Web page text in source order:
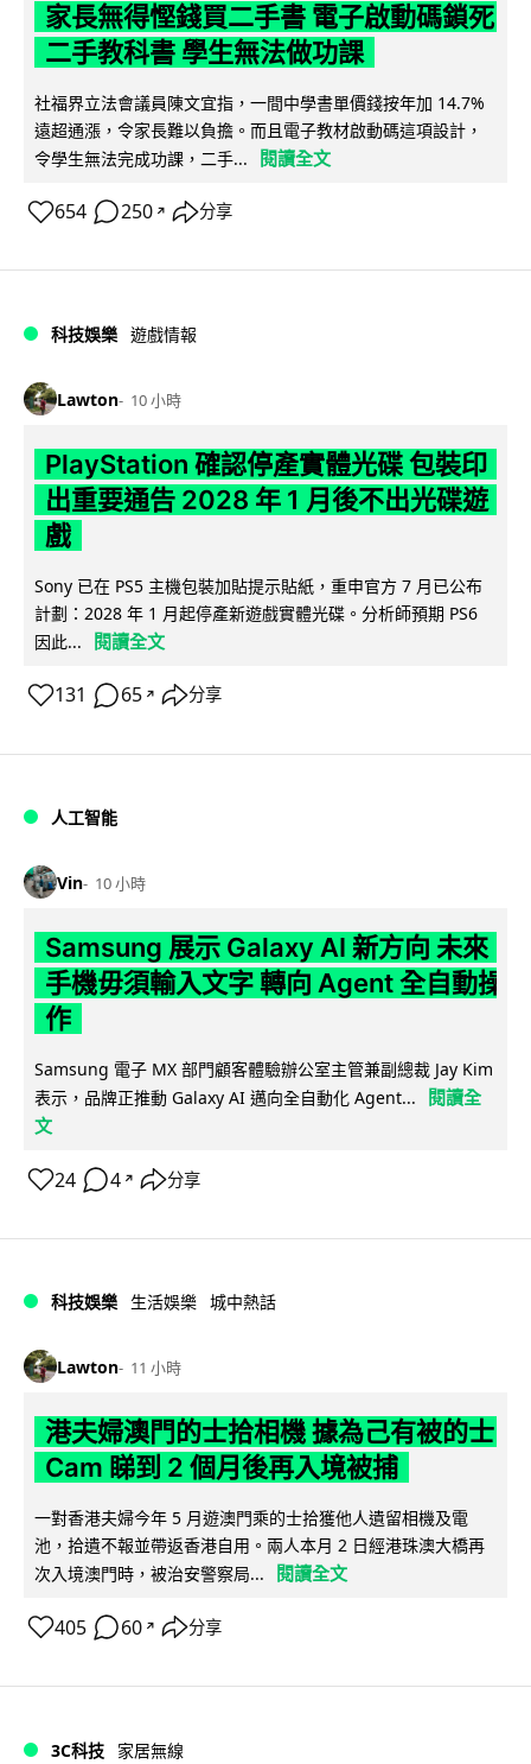
家長無得慳錢買二手書 電子啟動碼鎖死
二手教科書 學生無法做功課
社福界立法會議員陳文宜指，一間中學書單價錢按年加 14.7%
遠超通漲，令家長難以負擔。而且電子教材啟動碼這項設計，
令學生無法完成功課，二手...
閱讀全文
654 250 ↗ 分享
科技娛樂 遊戲情報
Lawton 10 小時
PlayStation 確認停產實體光碟 包裝印
出重要通告 2028 年 1 月後不出光碟遊
戲
Sony 已在 PS5 主機包裝加貼提示貼紙，重申官方 7 月已公布
計劃：2028 年 1 月起停產新遊戲實體光碟。分析師預期 PS6
因此...
閱讀全文
131 65 ↗ 分享
人工智能
Vin 10 小時
Samsung 展示 Galaxy AI 新方向 未來
手機毋須輸入文字 轉向 Agent 全自動操
作
Samsung 電子 MX 部門顧客體驗辦公室主管兼副總裁 Jay Kim
表示，品牌正推動 Galaxy AI 邁向全自動化 Agent...
閱讀全
文
24 4 ↗ 分享
科技娛樂 生活娛樂 城中熱話
Lawton 11 小時
港夫婦澳門的士拾相機 據為己有被的士
Cam 睇到 2 個月後再入境被捕
一對香港夫婦今年 5 月遊澳門乘的士拾獲他人遺留相機及電
池，拾遺不報並帶返香港自用。兩人本月 2 日經港珠澳大橋再
次入境澳門時，被治安警察局...
閱讀全文
405 60 ↗ 分享
3C科技 家居無線